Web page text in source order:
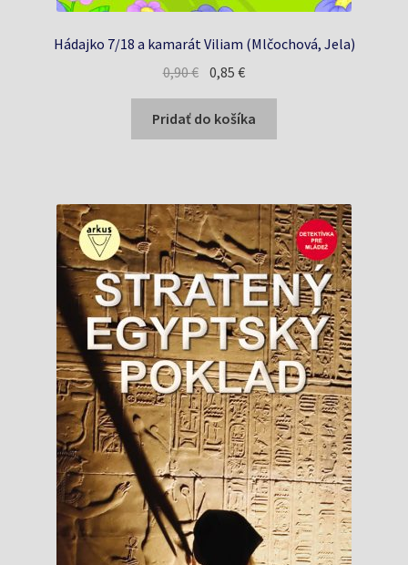
Hádajko 7/18 a kamarát Viliam (Mlčochová, Jela)
0,90€ Pôvodná
bola:
0,90 €.
0,85€Aktuálna
je:
0,85 €.
Pridať do košíka